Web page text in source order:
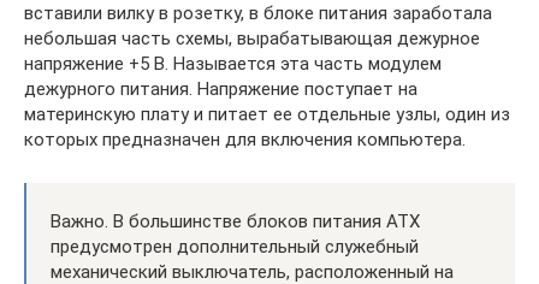
вставили вилку в розетку, в блоке питания заработала
небольшая часть схемы, вырабатывающая дежурное
напряжение +5 В. Называется эта часть модулем
дежурного питания. Напряжение поступает на
материнскую плату и питает ее отдельные узлы, один из
которых предназначен для включения компьютера.
Важно. В большинстве блоков питания ATX
предусмотрен дополнительный служебный
механический выключатель, расположенный на